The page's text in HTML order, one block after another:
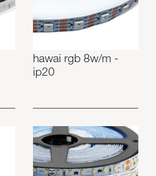
hawai rgb 8w/m -
ip20